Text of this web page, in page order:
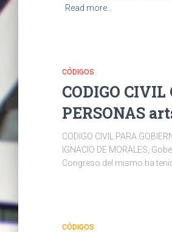
Read more…
CÓDIGOS
CODIGO
PERSONAS
CODIGO CIVIL PARA
IGNACIO DE MORALES,
Congreso del mismo ha
CÓDIGOS